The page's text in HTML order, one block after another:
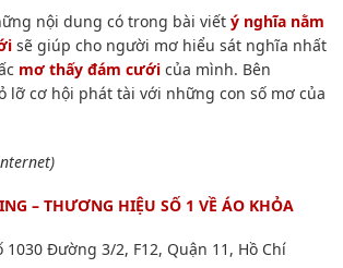
nội dung có trong bài viết ý nghĩa nằm
sẽ giúp cho người mơ hiểu sát nghĩa nhất
mơ thấy đám cưới của mình. Bên
lỡ cơ hội phát tài với những con số mơ của
– THƯƠNG HIỆU SỐ 1 VỀ ÁO KHỎA
1030 Đường 3/2, F12, Quận 11, Hồ Chí